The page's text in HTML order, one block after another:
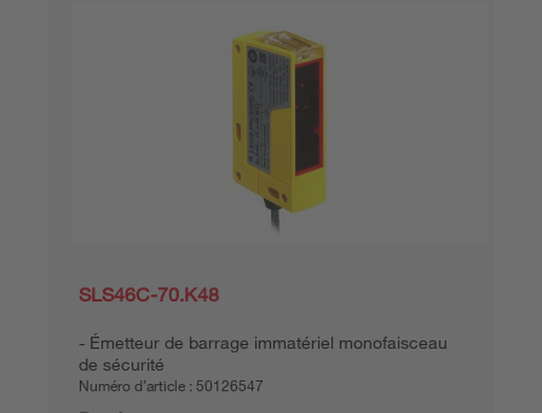
SLS46C-70.K48
Émetteur de barrage immatériel monofaisceau
de sécurité
Numéro d’article : 50126547